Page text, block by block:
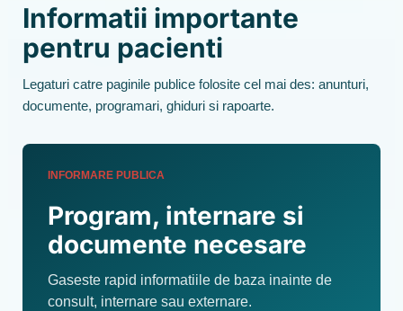
Informatii importante
pentru pacienti
Legaturi catre paginile publice folosite cel mai des: anunturi,
documente, programari, ghiduri si rapoarte.
INFORMARE PUBLICA
Program, internare si
documente necesare
Gaseste rapid informatiile de baza inainte de
consult, internare sau externare.